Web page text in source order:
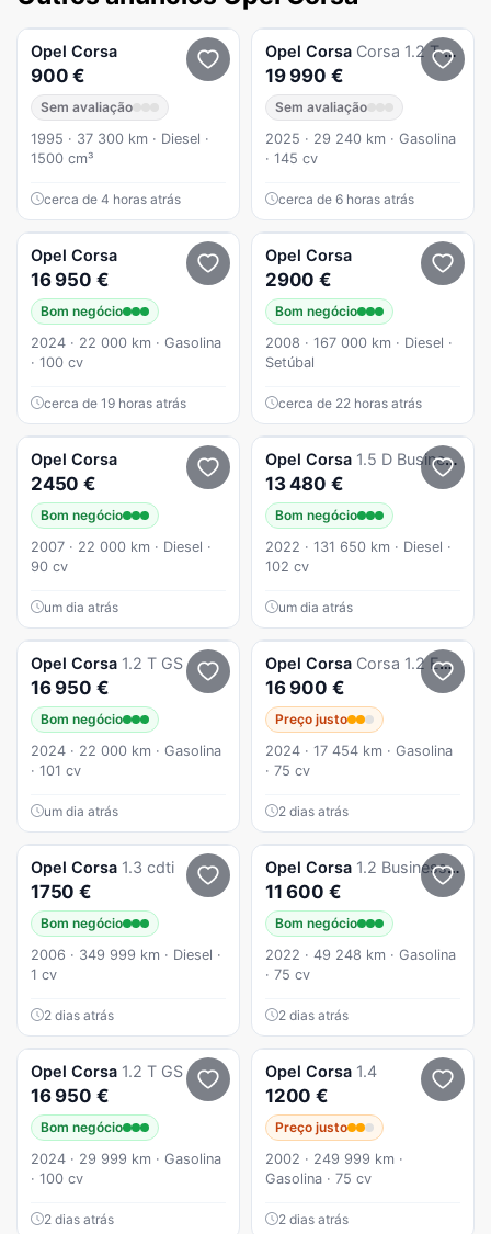
Opel Corsa
900 €
Sem avaliação
1995 · 37 300 km · Diesel ·
1500 cm³
cerca de 4 horas atrás
Opel Corsa Corsa 1.2 T Hybrid GS eDCT
19 990 €
Sem avaliação
2025 · 29 240 km · Gasolina
· 145 cv
cerca de 6 horas atrás
Opel Corsa
16 950 €
Bom negócio
2024 · 22 000 km · Gasolina
· 100 cv
cerca de 19 horas atrás
Opel Corsa
2900 €
Bom negócio
2008 · 167 000 km · Diesel ·
Setúbal
cerca de 22 horas atrás
Opel Corsa
2450 €
Bom negócio
2007 · 22 000 km · Diesel ·
90 cv
um dia atrás
Opel Corsa 1.5 D Business
13 480 €
Bom negócio
2022 · 131 650 km · Diesel ·
102 cv
um dia atrás
Opel Corsa 1.2 T GS
16 950 €
Bom negócio
2024 · 22 000 km · Gasolina
· 101 cv
um dia atrás
Opel Corsa Corsa 1.2 Edition
16 900 €
Preço justo
2024 · 17 454 km · Gasolina
· 75 cv
2 dias atrás
Opel Corsa 1.3 cdti
1750 €
Bom negócio
2006 · 349 999 km · Diesel ·
1 cv
2 dias atrás
Opel Corsa 1.2 Business Edition
11 600 €
Bom negócio
2022 · 49 248 km · Gasolina
· 75 cv
2 dias atrás
Opel Corsa 1.2 T GS
16 950 €
Bom negócio
2024 · 29 999 km · Gasolina
· 100 cv
2 dias atrás
Opel Corsa 1.4
1200 €
Preço justo
2002 · 249 999 km ·
Gasolina · 75 cv
2 dias atrás